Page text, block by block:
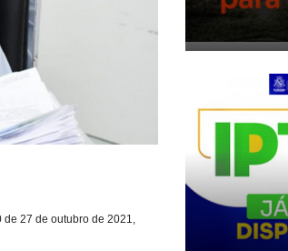
27 de outubro de 2021,